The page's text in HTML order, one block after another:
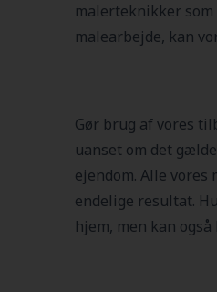
malerteknikker
malearbejde, kan
Gør brug af vores
uanset om det
ejendom. Alle
endelige resultat.
hjem, men kan